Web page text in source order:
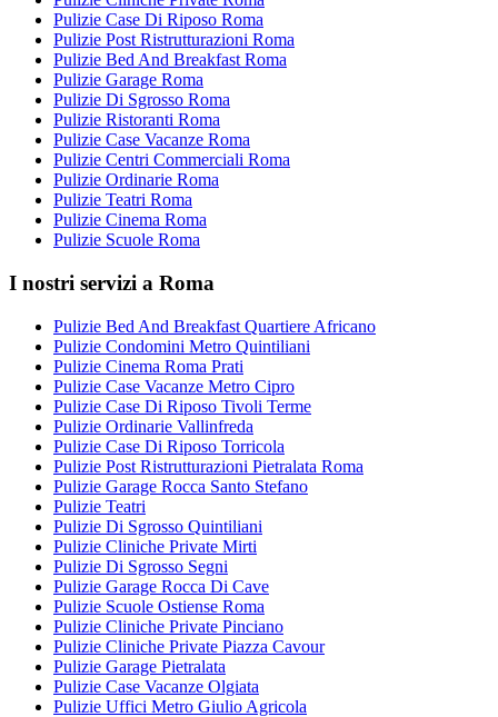
Pulizie Case Di Riposo Roma
Pulizie Post Ristrutturazioni Roma
Pulizie Bed And Breakfast Roma
Pulizie Garage Roma
Pulizie Di Sgrosso Roma
Pulizie Ristoranti Roma
Pulizie Case Vacanze Roma
Pulizie Centri Commerciali Roma
Pulizie Ordinarie Roma
Pulizie Teatri Roma
Pulizie Cinema Roma
Pulizie Scuole Roma
I nostri servizi a Roma
Pulizie Bed And Breakfast Quartiere Africano
Pulizie Condomini Metro Quintiliani
Pulizie Cinema Roma Prati
Pulizie Case Vacanze Metro Cipro
Pulizie Case Di Riposo Tivoli Terme
Pulizie Ordinarie Vallinfreda
Pulizie Case Di Riposo Torricola
Pulizie Post Ristrutturazioni Pietralata Roma
Pulizie Garage Rocca Santo Stefano
Pulizie Teatri
Pulizie Di Sgrosso Quintiliani
Pulizie Cliniche Private Mirti
Pulizie Di Sgrosso Segni
Pulizie Garage Rocca Di Cave
Pulizie Scuole Ostiense Roma
Pulizie Cliniche Private Pinciano
Pulizie Cliniche Private Piazza Cavour
Pulizie Garage Pietralata
Pulizie Case Vacanze Olgiata
Pulizie Uffici Metro Giulio Agricola